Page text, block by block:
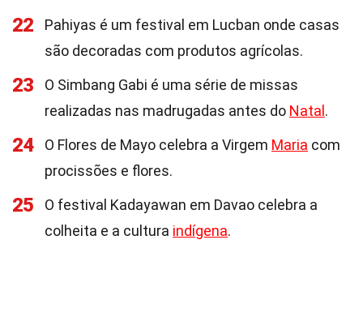
22
Pahiyas é um festival em Lucban onde casas
são decoradas com produtos agrícolas.
23
O Simbang Gabi é uma série de missas
realizadas nas madrugadas antes do Natal .
24 O Flores de Mayo celebra a Virgem Maria com
procissões e flores.
25
O festival Kadayawan em Davao celebra a
colheita e a cultura indígena.